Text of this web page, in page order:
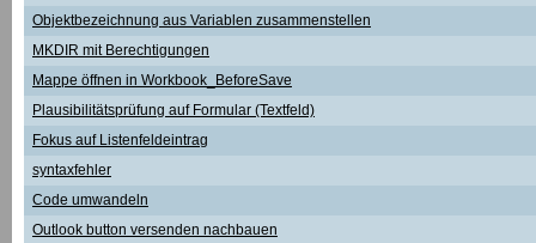
Objektbezeichnung aus Variablen zusammenstellen
MKDIR mit Berechtigungen
Mappe öffnen in Workbook_BeforeSave
Plausibilitätsprüfung auf Formular (Textfeld)
Fokus auf Listenfeldeintrag
syntaxfehler
Code umwandeln
Outlook button versenden nachbauen